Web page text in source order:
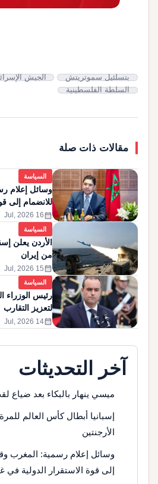
بتسلئيل سموتريتش الجيش
السلطة الفلسطينية
مقالات ذات صلة
السياسة
وسائل إعلام
للانضمام إلى
غزة
calendar_month
16 Jul, 2026
السياسة
الأردن يعلن
من إيران
calendar_month
15 Jul, 2026
السياسة
رئيس الوزراء
لتعزيز التقارب
calendar_month
14 Jul, 2026
آخر التحديثات
ميسي ينهار بالبكاء بعد ضياع
إسبانيا أبطال كأس العالم
الأرجنتين
وسائل إعلام رسمية: المغرب
إلى قوة الاستقرار الدولية في